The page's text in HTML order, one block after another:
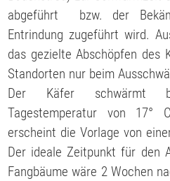
abgeführt bzw. der
Entrindung zugeführt wird.
das gezielte Abschöpfen des
Standorten nur beim
Der Käfer schwärmt
Tagestemperatur von 17°
erscheint die Vorlage von
Der ideale Zeitpunkt für den
Fangbäume wäre 2 Wochen